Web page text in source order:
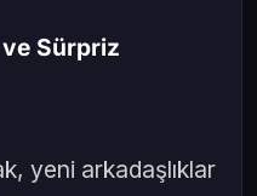
Sürpriz
yeni arkadaşlıklar